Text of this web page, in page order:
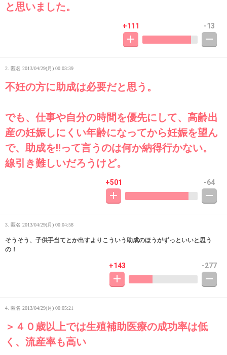
と思いました。
+111 -13
2. 匿名 2013/04/29(月) 00:03:39
不妊の方に助成は必要だと思う。
でも、仕事や自分の時間を優先にして、高齢出
産の妊娠しにくい年齢になってから妊娠を望ん
で、助成を‼って言うのは何か納得行かない。
線引き難しいだろうけど。
+501 -64
3. 匿名 2013/04/29(月) 00:04:58
そうそう、子供手当てとか出すよりこういう助成のほうがずっといいと思う
の！
+143 -277
4. 匿名 2013/04/29(月) 00:05:21
＞４０歳以上では生殖補助医療の成功率は低
く、流産率も高い